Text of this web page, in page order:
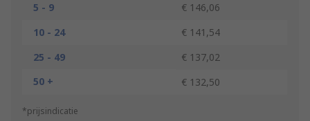
5 - 9
€ 146,06
10 - 24
€ 141,54
25 - 49
€ 137,02
50 +
€ 132,50
*prijsindicatie